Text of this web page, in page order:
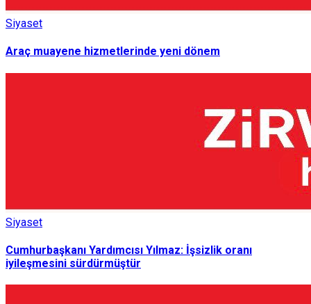
Siyaset
Araç muayene hizmetlerinde yeni dönem
Siyaset
Cumhurbaşkanı Yardımcısı Yılmaz: İşsizlik oranı
iyileşmesini sürdürmüştür